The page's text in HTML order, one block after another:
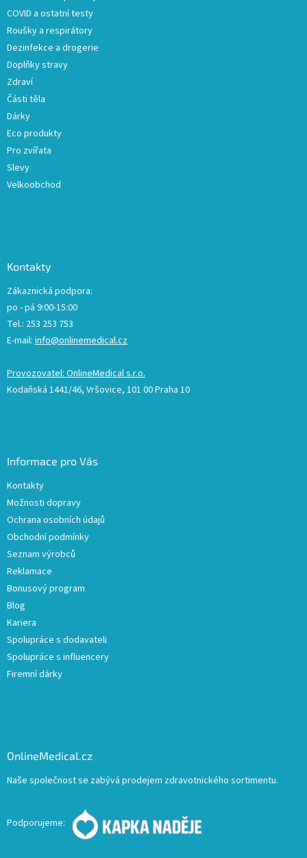
COVID a ostatní testy
Roušky a respirátory
Dezinfekce a drogerie
Doplňky stravy
Zdraví
Části těla
Dárky
Eco produkty
Pro zvířata
Slevy
Velkoobchod
Kontakty
Zákaznická podpora:
po - pá 9:00-15:00
Tel.: 253 253 753
E-mail: info@onlinemedical.cz
Provozovatel: OnlineMedical s.r.o.
Kodaňská 1441/46, Vršovice, 101 00 Praha 10
Informace pro Vás
Kontakty
Možnosti dopravy
Ochrana osobních údajů
Obchodní podmínky
Seznam výrobců
Reklamace
Bonusový program
Blog
Kariera
Spolupráce s dodavateli
Spolupráce s influencery
Firemní dárky
OnlineMedical.cz
Naše společnost se zabývá prodejem zdravotnického sortimentu.
Podporujeme: